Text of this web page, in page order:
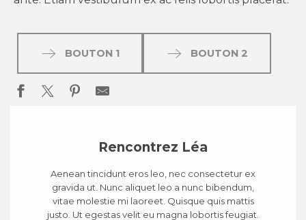
BOUTON 1 BOUTON 2
Rencontrez Léa
Aenean tincidunt eros leo, nec consectetur ex
gravida ut. Nunc aliquet leo a nunc bibendum,
vitae molestie mi laoreet. Quisque quis mattis
justo. Ut egestas velit eu magna lobortis feugiat.